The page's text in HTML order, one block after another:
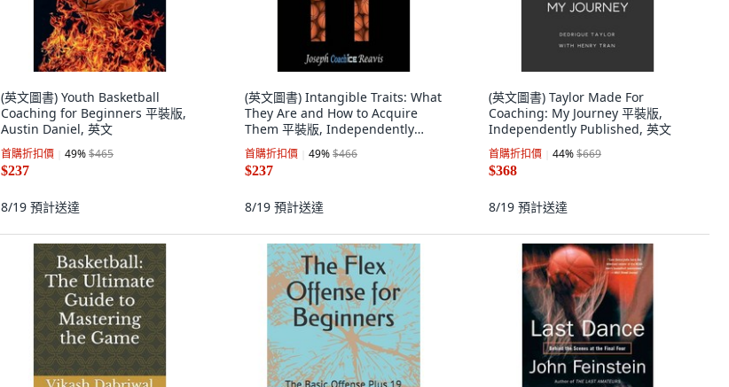
(英文圖書) Youth Basketball
Coaching for Beginners 平裝版,
Austin Daniel, 英文
首購折扣價 49%$465
$237
8/19 預計送達
(英文圖書) Intangible Traits: What
They Are and How to Acquire
Them 平裝版, Independently
Published, 英文
首購折扣價 49%$466
$237
8/19 預計送達
(英文圖書) Taylor Made For
Coaching: My Journey 平裝版,
Independently Published, 英文
首購折扣價 44%$669
$368
8/19 預計送達